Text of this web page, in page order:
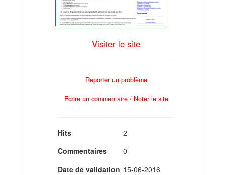
Visiter le site
Reporter un problème
Ecrire un commentaire / Noter le site
Hits
2
Commentaires
0
Date de validation 15-06-2016